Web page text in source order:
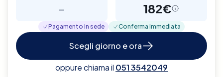
- 182€
Pagamento in sede Conferma immediata
Scegli giorno e ora
oppure chiama il 051 3542049